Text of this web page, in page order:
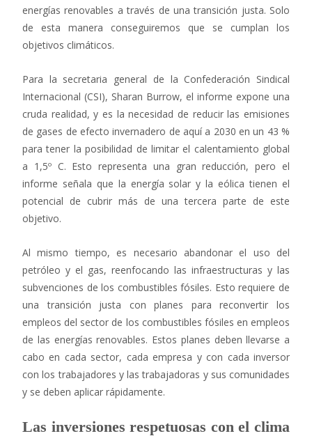
energías renovables a través de una transición justa. Solo
de esta manera conseguiremos que se cumplan los
objetivos climáticos.
Para la secretaria general de la Confederación Sindical
Internacional (CSI), Sharan Burrow, el informe expone una
cruda realidad, y es la necesidad de reducir las emisiones
de gases de efecto invernadero de aquí a 2030 en un 43 %
para tener la posibilidad de limitar el calentamiento global
a 1,5º C. Esto representa una gran reducción, pero el
informe señala que la energía solar y la eólica tienen el
potencial de cubrir más de una tercera parte de este
objetivo.
Al mismo tiempo, es necesario abandonar el uso del
petróleo y el gas, reenfocando las infraestructuras y las
subvenciones de los combustibles fósiles. Esto requiere de
una transición justa con planes para reconvertir los
empleos del sector de los combustibles fósiles en empleos
de las energías renovables. Estos planes deben llevarse a
cabo en cada sector, cada empresa y con cada inversor
con los trabajadores y las trabajadoras y sus comunidades
y se deben aplicar rápidamente.
Las inversiones respetuosas con el clima